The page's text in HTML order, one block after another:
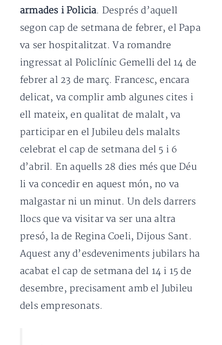
armades i Policia. Després d’aquell
segon cap de setmana de febrer, el Papa
va ser hospitalitzat. Va romandre
ingressat al Policlínic Gemelli del 14 de
febrer al 23 de març. Francesc, encara
delicat, va complir amb algunes cites i
ell mateix, en qualitat de malalt, va
participar en el Jubileu dels malalts
celebrat el cap de setmana del 5 i 6
d’abril. En aquells 28 dies més que Déu
li va concedir en aquest món, no va
malgastar ni un minut. Un dels darrers
llocs que va visitar va ser una altra
presó, la de Regina Coeli, Dijous Sant.
Aquest any d’esdeveniments jubilars ha
acabat el cap de setmana del 14 i 15 de
desembre, precisament amb el Jubileu
dels empresonats.